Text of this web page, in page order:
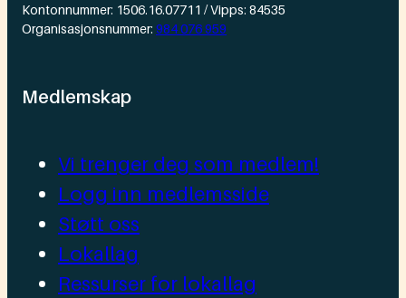
Kontonnummer: 1506.16.07711 / Vipps: 84535
Organisasjonsnummer: 984 076 959
Medlemskap
Vi trenger deg som medlem!
Logg inn medlemsside
Støtt oss
Lokallag
Ressurser for lokallag